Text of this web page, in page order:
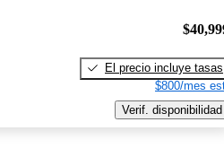
El precio incluye tasas
$800/mes
Verif. disponibilidad